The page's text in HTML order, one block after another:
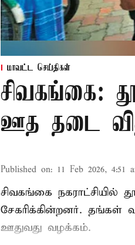
மாவட்ட செய்திகள்
சிவகங்கை:
ஊத தடை
Published on: 11 Feb 2026, 4:51
சிவகங்கை
சேகரிக்கின்றனர். தங்கள்
ஊதுவது வழக்கம்.